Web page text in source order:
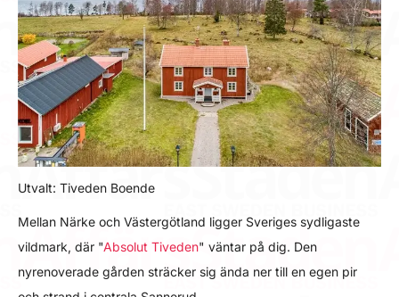
Utvalt: Tiveden Boende
Mellan Närke och Västergötland ligger Sveriges sydligaste
vildmark, där "Absolut Tiveden" väntar på dig. Den
nyrenoverade gården sträcker sig ända ner till en egen pir